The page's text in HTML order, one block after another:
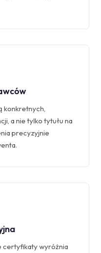
konkretnych,
a nie tylko tytułu na
precyzyjnie
certyfikaty wyróżnia